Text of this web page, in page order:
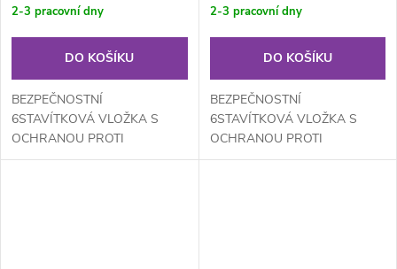
2-3 pracovní dny
DO KOŠÍKU
BEZPEČNOSTNÍ
6STAVÍTKOVÁ VLOŽKA S
OCHRANOU PROTI
ODVRTÁNÍ, BUMPINGU A
2-3 pracovní dny
DO KOŠÍKU
BEZPEČNOSTNÍ
6STAVÍTKOVÁ VLOŽKA S
OCHRANOU PROTI
ODVRTÁNÍ, BUMPINGU A